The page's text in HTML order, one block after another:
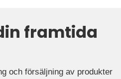
framtida
och försäljning av produkter